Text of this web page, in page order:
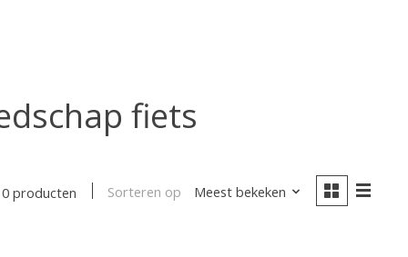
fiets
0 producten Sorteren op Meest bekeken